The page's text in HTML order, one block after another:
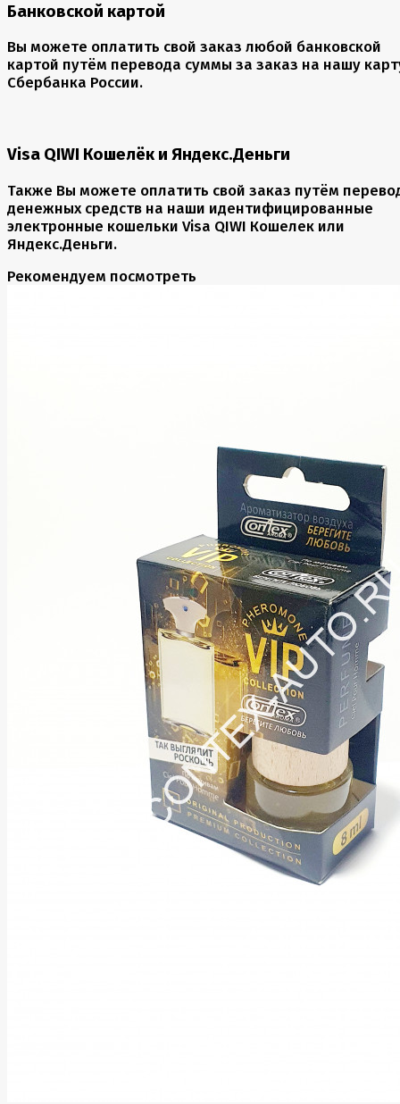
Банковской картой
Вы можете оплатить свой заказ любой банковской
картой путём перевода суммы за заказ на нашу
Сбербанка России.
Visa QIWI Кошелёк и Яндекс.Деньги
Также Вы можете оплатить свой заказ путём
денежных средств на наши идентифицированные
электронные кошельки Visa QIWI Кошелек или
Яндекс.Деньги.
Рекомендуем посмотреть